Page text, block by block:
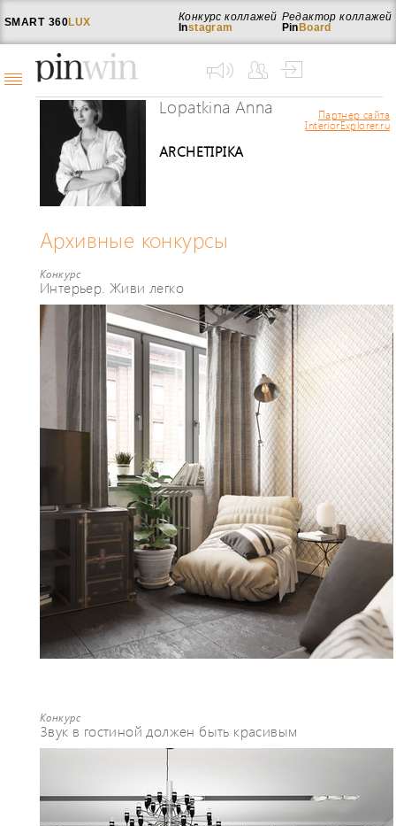
SMART 360LUX
Редактор коллажей
Pin Board
Конкурс коллажей
Instagram
Lopatkina Anna Партнер сайта
InteriorExplorer.ru
ARCHETIPIKA
Архивные конкурсы
Конкурс
Интерьер. Живи легко
Конкурс
Звук в гостиной должен быть красивым